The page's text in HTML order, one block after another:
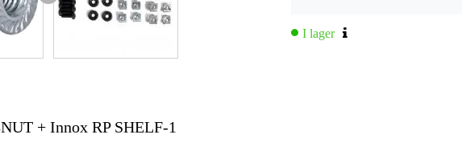
I lager
+ Innox RP SHELF-1